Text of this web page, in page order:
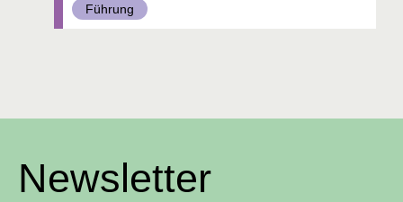
Kategorie:
Führung
Newsletter